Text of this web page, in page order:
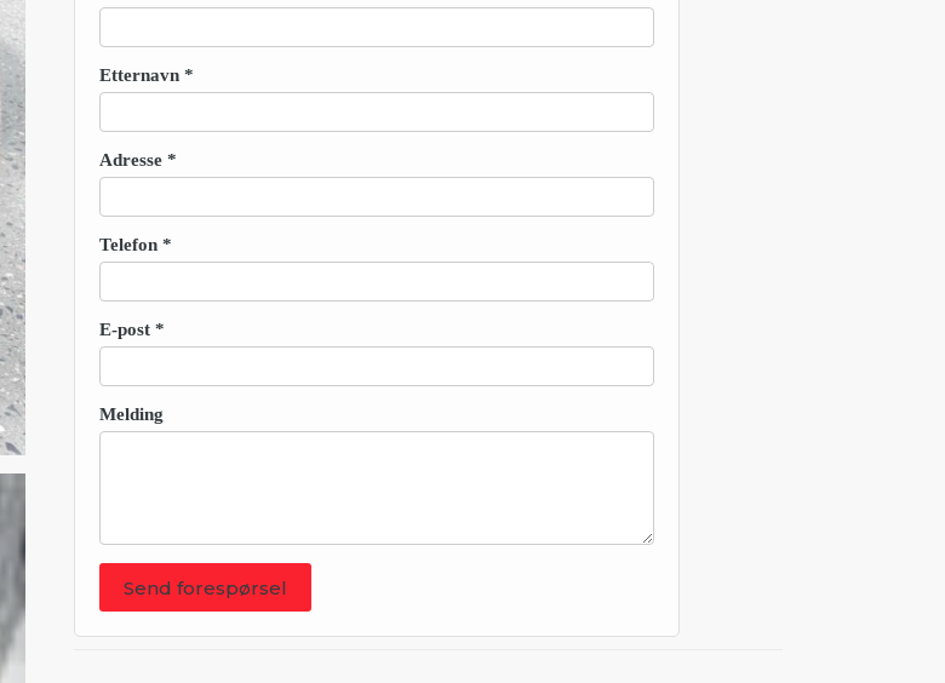
Etternavn *
Adresse *
Telefon *
E-post *
Melding
Send forespørsel